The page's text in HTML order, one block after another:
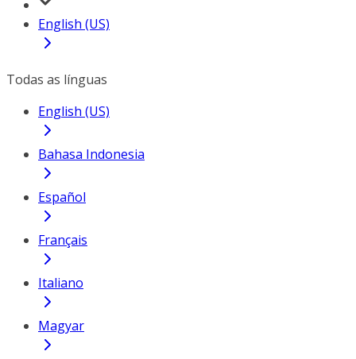
English (US)
Todas as línguas
English (US)
Bahasa Indonesia
Español
Français
Italiano
Magyar